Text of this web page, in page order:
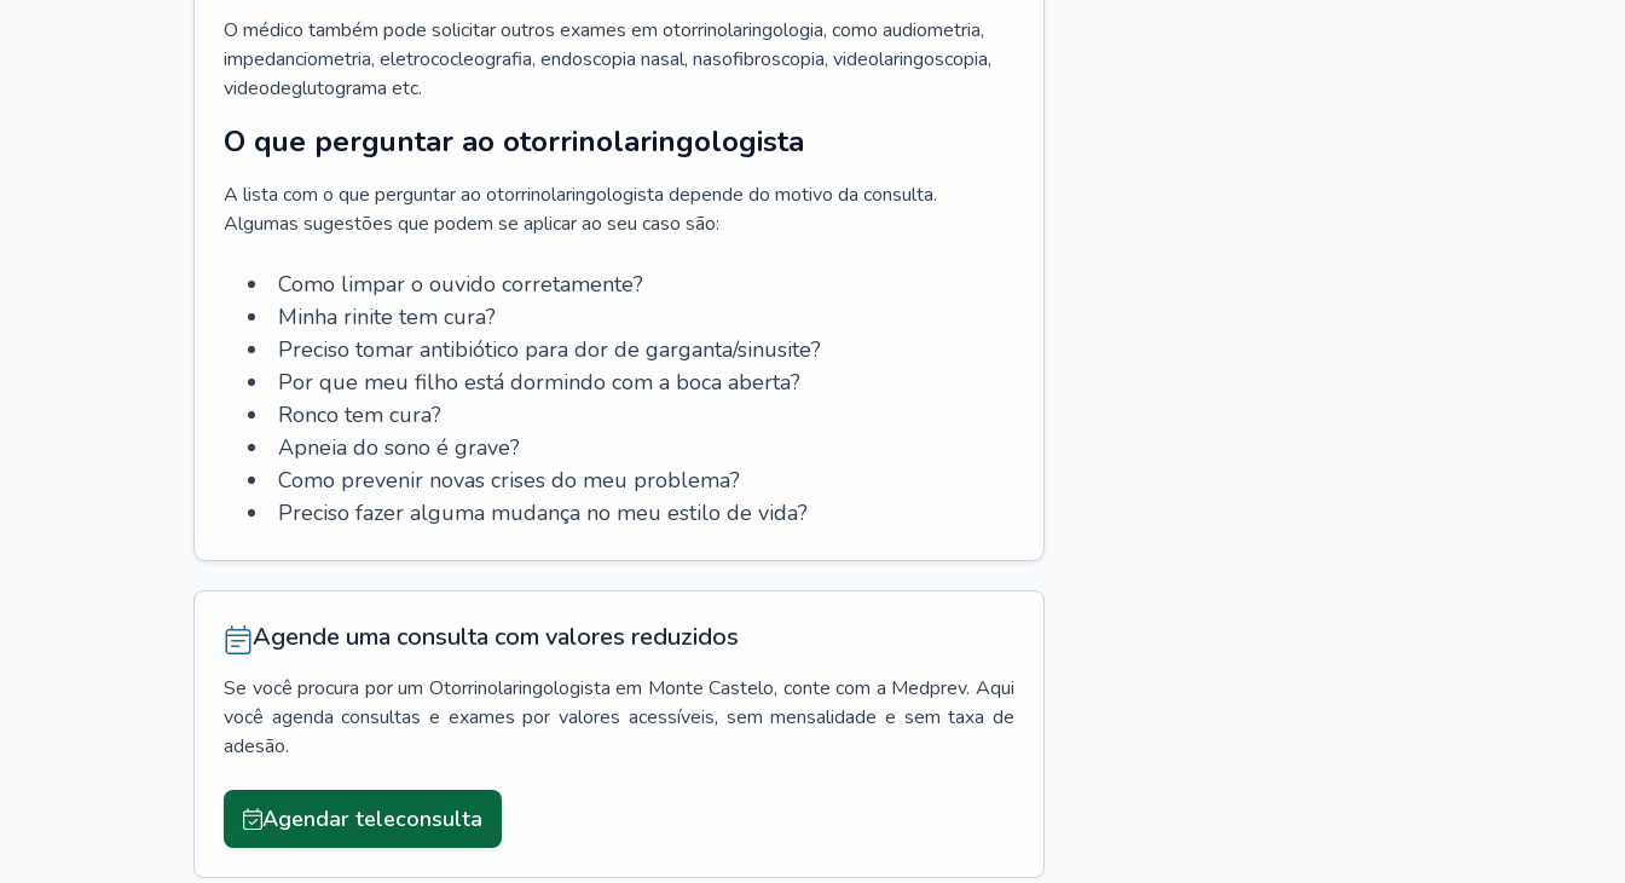
O médico também pode solicitar outros exames em otorrinolaringologia, como audiometria,
impedanciometria, eletrococleografia, endoscopia nasal, nasofibroscopia, videolaringoscopia,
videodeglutograma etc.
O que perguntar ao otorrinolaringologista
A lista com o que perguntar ao otorrinolaringologista depende do motivo da consulta.
Algumas sugestões que podem se aplicar ao seu caso são:
Como limpar o ouvido corretamente?
Minha rinite tem cura?
Preciso tomar antibiótico para dor de garganta/sinusite?
Por que meu filho está dormindo com a boca aberta?
Ronco tem cura?
Apneia do sono é grave?
Como prevenir novas crises do meu problema?
Preciso fazer alguma mudança no meu estilo de vida?
Agende uma consulta com valores reduzidos
Se você procura por um Otorrinolaringologista em Monte Castelo, conte com a Medprev. Aqui
você agenda consultas e exames por valores acessíveis, sem mensalidade e sem taxa de
adesão.
Agendar teleconsulta